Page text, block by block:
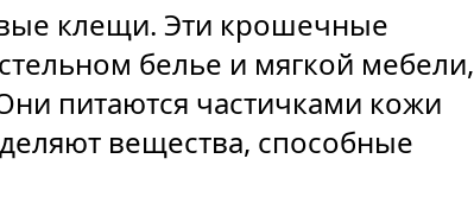
клещи. Эти крошечные
белье и мягкой мебели,
питаются частичками кожи
вещества, способные